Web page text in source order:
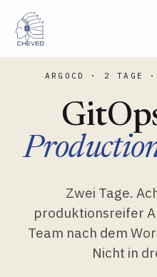
WORKSHOP NR. 02 · GITOPS
ARGOCD · 2 TAGE ·
Zwei Tage.
produktionsreifer
Team nach dem
Nicht in